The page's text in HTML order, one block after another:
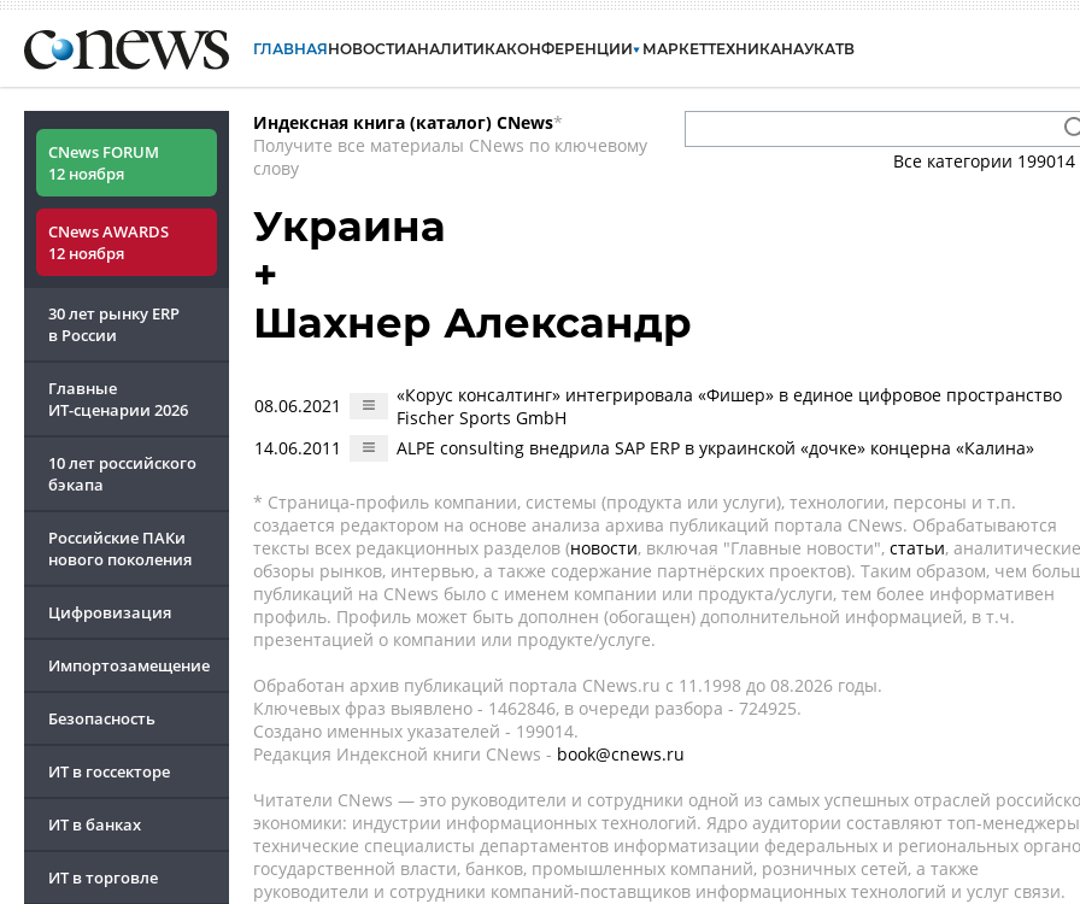
ГЛАВНАЯНОВОСТИАНАЛИТИКАКОНФЕРЕНЦИИ МАРКЕТТЕХНИКАНАУКАТВ
CNews FORUM
12 ноября
CNews AWARDS
12 ноября
30 лет рынку ERP
в России
Главные
ИТ-сценарии 2026
10 лет российского
бэкапа
Российские ПАКи
нового поколения
Цифровизация
Импортозамещение
Безопасность
ИТ в госсекторе
ИТ в банках
ИТ в торговле
Индексная книга (каталог) CNews*
Получите все материалы CNews по ключевому
слову
Все категории 199014
Украина
+
Шахнер Александр
08.06.2021
«Корус консалтинг» интегрировала «Фишер» в единое цифровое пространство
Fischer Sports GmbH
14.06.2011
ALPE consulting внедрила SAP ERP в украинской «дочке» концерна «Калина»
* Страница-профиль компании, системы (продукта или услуги), технологии, персоны и т.п.
создается редактором на основе анализа архива публикаций портала CNews. Обрабатываются
тексты всех редакционных разделов (новости, включая "Главные новости", статьи, аналитические
обзоры рынков, интервью, а также содержание партнёрских проектов). Таким образом, чем
публикаций на CNews было с именем компании или продукта/услуги, тем более информативен
профиль. Профиль может быть дополнен (обогащен) дополнительной информацией, в т.ч.
презентацией о компании или продукте/услуге.
Обработан архив публикаций портала CNews.ru c 11.1998 до 08.2026 годы.
Ключевых фраз выявлено - 1462846, в очереди разбора - 724925.
Создано именных указателей - 199014.
Редакция Индексной книги CNews - book@cnews.ru
Читатели CNews — это руководители и сотрудники одной из самых успешных отраслей
экономики: индустрии информационных технологий. Ядро аудитории составляют топ-
технические специалисты департаментов информатизации федеральных и региональных
государственной власти, банков, промышленных компаний, розничных сетей, а также
руководители и сотрудники компаний-поставщиков информационных технологий и услуг связи.